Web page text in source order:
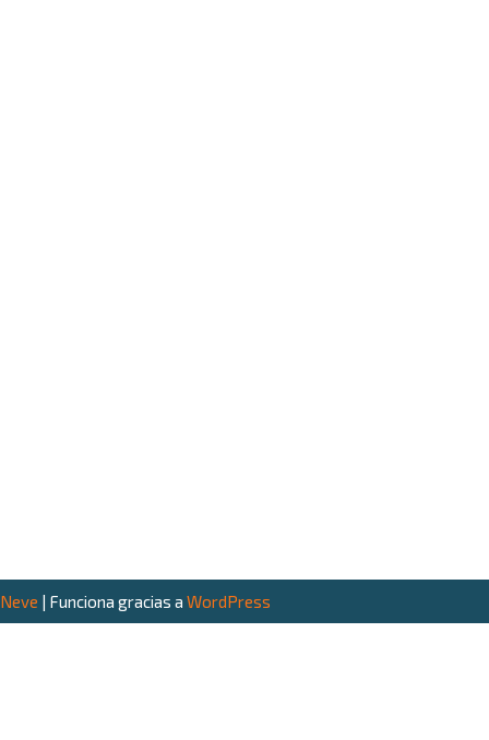
Neve | Funciona gracias a WordPress